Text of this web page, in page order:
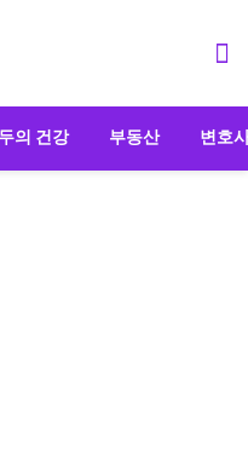
의 건강 부동산 변호